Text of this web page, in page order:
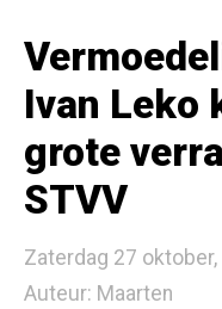
Ivan Leko
grote
STVV
Zaterdag 27
Auteur: Maarten